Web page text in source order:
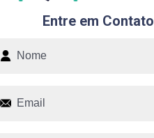
Entre em Contato